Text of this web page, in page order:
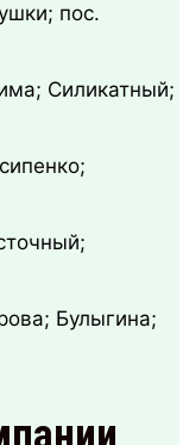
пос.
Силикатный;
Булыгина;